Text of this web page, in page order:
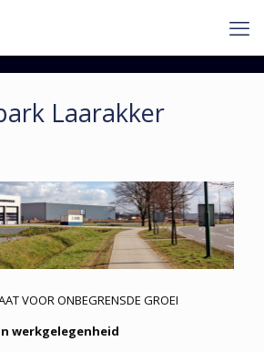
Laarakker
VOOR ONBEGRENSDE GROEI
werkgelegenheid